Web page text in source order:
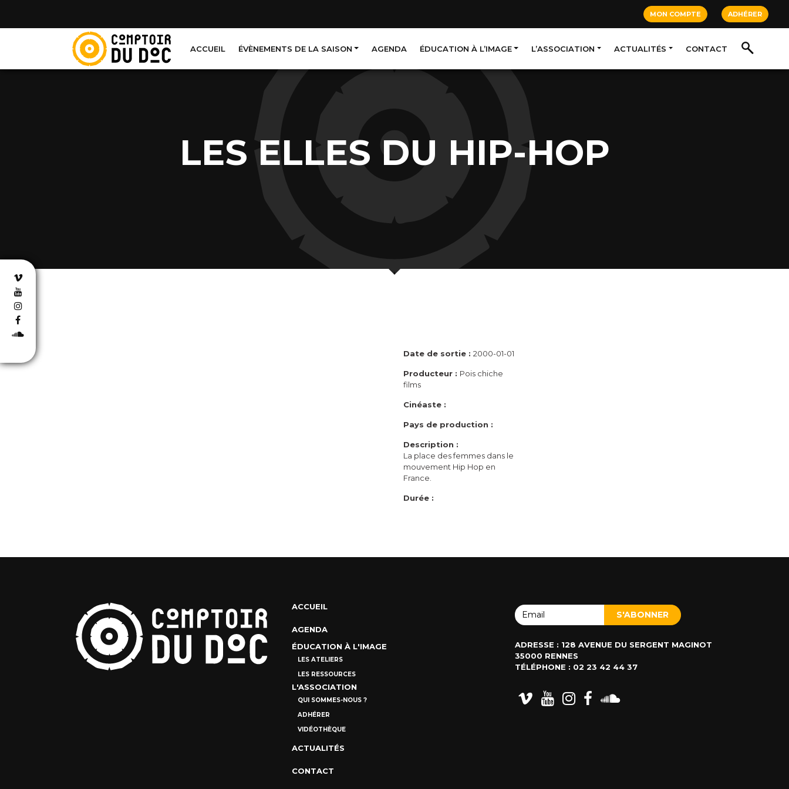
MON COMPTE ADHÉRER
ACCUEIL ÉVÈNEMENTS DE LA SAISON AGENDA ÉDUCATION À L’IMAGE L’ASSOCIATION ACTUALITÉS CONTACT
LES ELLES DU HIP-HOP
Date de sortie : 2000-01-01
Producteur : Pois chiche
films
Cinéaste :
Pays de production :
Description :
La place des femmes dans le
mouvement Hip Hop en
France.
Durée :
ACCUEIL
AGENDA
ÉDUCATION À L'IMAGE
LES ATELIERS
LES RESSOURCES
L'ASSOCIATION
QUI SOMMES-NOUS ?
ADHÉRER
VIDÉOTHÈQUE
ACTUALITÉS
CONTACT
ADRESSE : 128 AVENUE DU SERGENT MAGINOT
35000 RENNES
TÉLÉPHONE : 02 23 42 44 37